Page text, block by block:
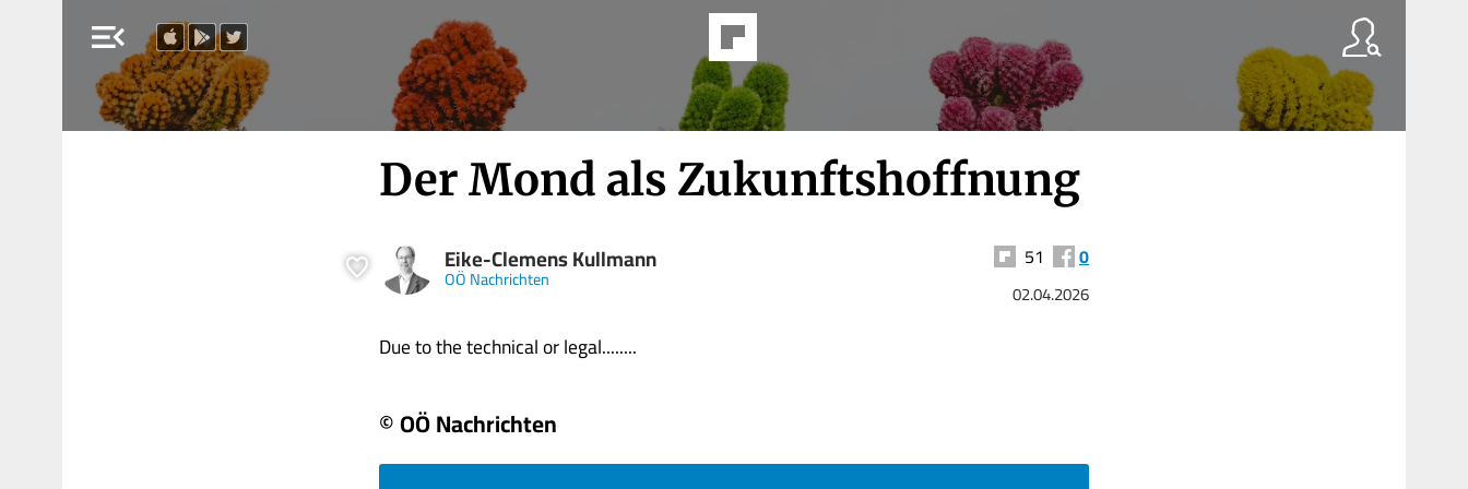
menu_open
Der Mond als Zukunftshoffnung
Eike-Clemens Kullmann
OÖ Nachrichten
51 0
02.04.2026
Due to the technical or legal........
© OÖ Nachrichten